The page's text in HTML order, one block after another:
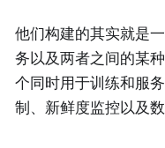
他们构建的其实就是
务以及两者之间的某
个同时用于训练和服
制、新鲜度监控以及数